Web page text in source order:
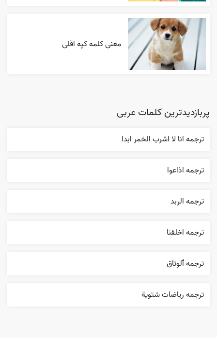
معنی کلمه کپه اقلی
پربازدیدترین کلمات عربی
ترجمه انا لا اشرب الخمر ابدا
ترجمه اذاعوا
ترجمه الربد
ترجمه اخلفنا
ترجمه ٱلوثاق
ترجمه رياضات شتوية